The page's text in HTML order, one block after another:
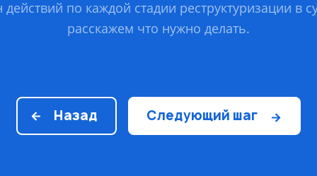
действий по каждой стадии реструктуризации в
расскажем что нужно делать.
Назад Следующий шаг